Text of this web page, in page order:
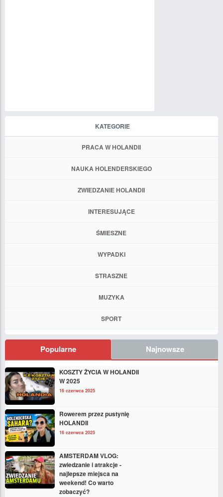
KATEGORIE
PRACA W HOLANDII
NAUKA HOLENDERSKIEGO
ZWIEDZANIE HOLANDII
INTERESUJĄCE
ŚMIESZNE
WYPADKI
STRASZNE
MUZYKA
SPORT
Popularne Najnowsze
KOSZTY ŻYCIA W HOLANDII
W 2025
16 czerwca 2025
Rowerem przez pustynię
HOLANDII
16 czerwca 2025
AMSTERDAM VLOG:
zwiedzanie i atrakcje -
najlepsze miejsca na
weekend! Co warto
zobaczyć?